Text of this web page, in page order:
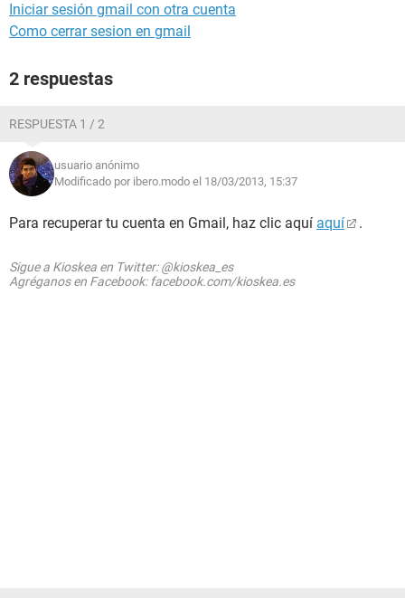
Iniciar sesión gmail con otra cuenta
Como cerrar sesion en gmail
2 respuestas
RESPUESTA 1 / 2
usuario anónimo
Modificado por ibero.modo el 18/03/2013, 15:37
Para recuperar tu cuenta en Gmail, haz clic aquí aquí .
Sigue a Kioskea en Twitter: @kioskea_es
Agréganos en Facebook: facebook.com/kioskea.es